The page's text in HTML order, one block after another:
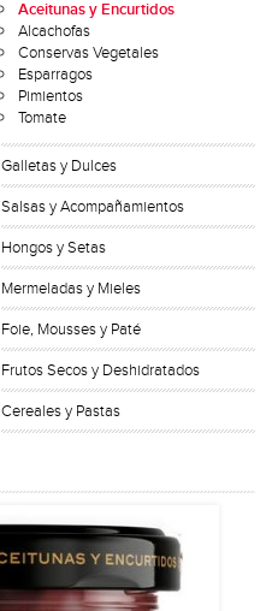
Aceitunas y Encurtidos
Alcachofas
Conservas Vegetales
Esparragos
Pimientos
Tomate
Galletas y Dulces
Salsas y Acompañamientos
Hongos y Setas
Mermeladas y Mieles
Foie, Mousses y Paté
Frutos Secos y Deshidratados
Cereales y Pastas